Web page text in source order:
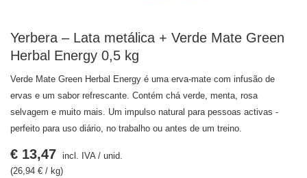
Yerbera – Lata metálica + Verde Mate Green
Herbal Energy 0,5 kg
Verde Mate Green Herbal Energy é uma erva-mate com infusão de
ervas e um sabor refrescante. Contém chá verde, menta, rosa
selvagem e muito mais. Um impulso natural para pessoas activas -
perfeito para uso diário, no trabalho ou antes de um treino.
€ 13,47 incl. IVA/ unid.
(26,94 € / kg)